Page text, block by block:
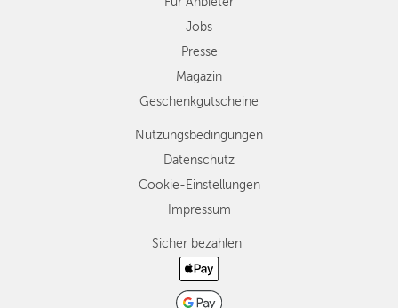
Jobs
Presse
Magazin
Geschenkgutscheine
Nutzungsbedingungen
Datenschutz
Cookie-Einstellungen
Impressum
Sicher bezahlen